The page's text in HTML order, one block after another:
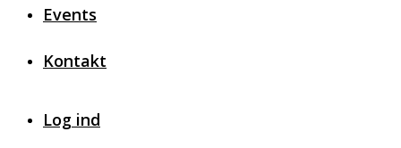
Events
Kontakt
Log ind